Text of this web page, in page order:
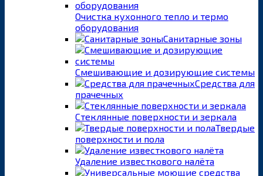
Очистка кухонного тепло и термо
оборудования
Санитарные зоны
Смешивающие и дозирующие системы
Средства для
прачечных
Стеклянные поверхности и зеркала
Твердые
поверхности и пола
Удаление известкового налёта